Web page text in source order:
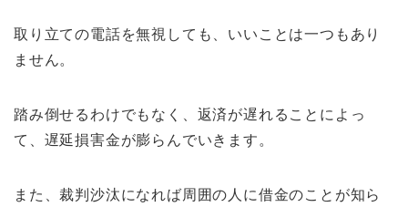
取り立ての電話を無視しても、いいことは一つもあり
ません。
踏み倒せるわけでもなく、返済が遅れることによっ
て、遅延損害金が膨らんでいきます。
また、裁判沙汰になれば周囲の人に借金のことが知ら